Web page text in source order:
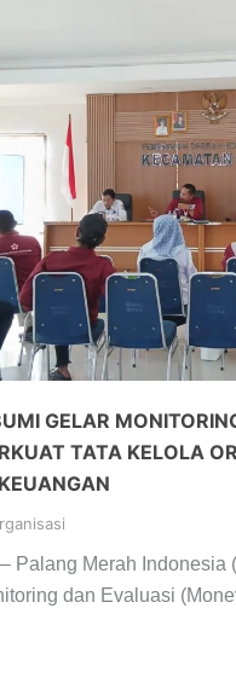
GELAR
TATA KELOLA
Palang Merah Indonesia
dan Evaluasi